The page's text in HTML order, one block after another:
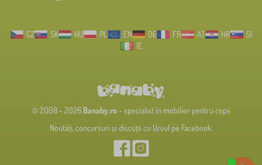
CZ SK HU PL EN DE FR AT HR
SI
IE
© 2008 - 2026 Banaby.ro- specialist în mobilier pentru copii
Noutăți, concursuri și discuții cu Ursul pe Facebook.